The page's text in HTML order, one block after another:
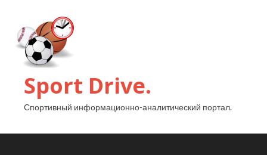
Sport Drive.
Спортивный информационно-аналитический портал.